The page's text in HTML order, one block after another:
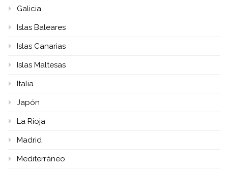
Galicia
Islas Baleares
Islas Canarias
Islas Maltesas
Italia
Japón
La Rioja
Madrid
Mediterráneo